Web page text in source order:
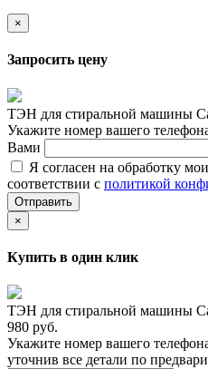
×
Запросить цену
ТЭН для стиральной машины
Укажите номер вашего
Вами
Я согласен на обработку
соответствии с политикой
Отправить
×
Купить в один клик
ТЭН для стиральной машины
980 руб.
Укажите номер вашего
уточнив все детали по